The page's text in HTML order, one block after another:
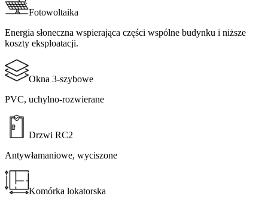
Fotowoltaika​​​​‌ ‍ ​‍​‍‌‍ ‌ ​‍‌‍‍‌‌‍‌ ‌‍‍‌‌‍ ‍​‍​‍​ ‍‍​‍​‍‌ ​ ‌‍​‌‌‍ ‍‌‍‍‌‌ ‌​‌ ‍‌​‍ ‍‌‍‍‌‌‍ ​‍​‍​‍ ​​‍​‍‌‍‍​‌ ​‍‌‍‌‌‌‍‌‍​‍​‍​ ‍‍​‍​‍​‍ ‌ ​ ‌ ‌​‌ ‌‌‌‍‌​‌‍‍‌‌‍ ​‍ ‌‍‍‌‌‍ ‍‌ ‌​‌‍‌‌‌‍ ‍‌ ‌​​‍ ‌‍‌‌‌‍‌​‌‍‍‌‌ ‌​​‍ ‌‍ ‌‌‍ ‌‍‌​‌‍‌‌​ ‌‌ ​​‌ ​‍‌‍‌‌‌ ​ ‌‍‌‌‌‍ ‍‌ ‌​‌‍​‌‌ ‌​‌‍‍‌‌‍ ‌‍ ‍​ ‍ ‌‍‍‌‌‍‌​​ ‌‌‍‌‍​ ‌​‌‍​‍‌‍‌‌​ ‌‍‌‍​‍​ ‌​‌‍‌‍​‍ ‌‌‍‌‍‌‍‌‌‌‍​‌‌‍‌​​‍ ‌​ ‌​‌‍‌‍​ ‌ ​ ‌‍​‍ ‌​ ‍​​ ​​​ ​ ​ ​‌​‍ ‌​ ​‍​ ‍​​ ‌‍​ ​​​ ‌‍‌‍‌‌​ ​ ‌‍​‍‌‍‌‍‌‍‌‍​ ‍​​ ​ ​ ‍ ‌ ‌​‌ ‍‌‌ ​​‌‍‌‌​ ‌‌‍‌‌‌ ​‌‌ ‌‌‌‍‍‌‌ ​​‌‍ ‌‌‍‌‌‌‍ ‍‌ ‌​‌​‍‌‌ ‌​‌‍‌‌‌‍ ‌​ ‍ ‌ ​​‌‍​‌‌ ‌​‌‍‍​​ ‌‌‍ ‍‌‍​‌‌‍ ‌‌‍‌‌​ ‌‍​‍‌‍​‌‌ ​ ‌‍‌‌‌‌‌‌‌ ​‍‌‍ ​​ ‌​‍‌‌​ ​‍‌​‌‍‌ ​ ‌ ‌​‌ ‌‌‌‍‌​‌‍‍‌‌‍ ​‍‌‍‌‍‍‌‌‍‌​​ ‌‌‍‌‍​ ‌​‌‍​‍‌‍‌‌​ ‌‍‌‍​‍​ ‌​‌‍‌‍​‍ ‌‌‍‌‍‌‍‌‌‌‍​‌‌‍‌​​‍ ‌​ ‌​‌‍‌‍​ ‌ ​ ‌‍​‍ ‌​ ‍​​ ​​​ ​ ​ ​‌​‍ ‌​ ​‍​ ‍​​ ‌‍​ ​​​ ‌‍‌‍‌‌​ ​ ‌‍​‍‌‍‌‍‌‍‌‍​ ‍​​ ​ ​‍‌‍‌ ‌​‌ ‍‌‌ ​​‌‍‌‌​ ‌‌‍‌‌‌ ​‌‌ ‌‌‌‍‍‌‌ ​​‌‍ ‌‌‍‌‌‌‍ ‍‌ ‌​‌​‍‌‌ ‌​‌‍‌‌‌‍ ‌​‍‌‍‌ ​​‌‍​‌‌ ‌​‌‍‍​​ ‌‌‍ ‍‌‍​‌‌‍ ‌‌‍‌‌​‍‌‍‌ ​​‌‍‌‌‌ ​‍‌ ​ ‌ ​​‌‍‌‌‌‍​ ‌ ‌​‌‍‍‌‌ ‌‍‌‍‌‌​ ‌‌ ​​‌ ‌‌‌‍​‍‌‍ ​‌‍‍‌‌ ​ ‌‍‍​‌‍‌‌‌‍‌​​‍​‍‌ ‌
Energia słoneczna wspierająca części wspólne budynku i niższe
koszty eksploatacji.​​​​‌ ‍ ​‍​‍‌‍ ‌ ​‍‌‍‍‌‌‍‌ ‌‍‍‌‌‍ ‍​‍​‍​ ‍‍​‍​‍‌ ​ ‌‍​‌‌‍ ‍‌‍‍‌‌ ‌​‌ ‍‌​‍ ‍‌‍‍‌‌‍ ​‍​‍​‍ ​​‍​‍‌‍‍​‌ ​‍‌‍‌‌‌‍‌‍​‍​‍​ ‍‍​‍​‍​‍ ‌ ​ ‌ ‌​‌ ‌‌‌‍‌​‌‍‍‌‌‍ ​‍ ‌‍‍‌‌‍ ‍‌ ‌​‌‍‌‌‌‍ ‍‌ ‌​​‍ ‌‍‌‌‌‍‌​‌‍‍‌‌ ‌​​‍ ‌‍ ‌‌‍ ‌‍‌​‌‍‌‌​ ‌‌ ​​‌ ​‍‌‍‌‌‌ ​ ‌‍‌‌‌‍ ‍‌ ‌​‌‍​‌‌ ‌​‌‍‍‌‌‍ ‌‍ ‍​ ‍ ‌‍‍‌‌‍‌​​ ‌‌‍‌‍​ ‌​‌‍​‍‌‍‌‌​ ‌‍‌‍​‍​ ‌​‌‍‌‍​‍ ‌‌‍‌‍‌‍‌‌‌‍​‌‌‍‌​​‍ ‌​ ‌​‌‍‌‍​ ‌ ​ ‌‍​‍ ‌​ ‍​​ ​​​ ​ ​ ​‌​‍ ‌​ ​‍​ ‍​​ ‌‍​ ​​​ ‌‍‌‍‌‌​ ​ ‌‍​‍‌‍‌‍‌‍‌‍​ ‍​​ ​ ​ ‍ ‌ ‌​‌ ‍‌‌ ​​‌‍‌‌​ ‌‌‍‌‌‌ ​‌‌ ‌‌‌‍‍‌‌ ​​‌‍ ‌‌‍‌‌‌‍ ‍‌ ‌​‌​‍‌‌ ‌​‌‍‌‌‌‍ ‌​ ‍ ‌ ​​‌‍​‌‌ ‌​‌‍‍​​ ‌‌‍‌​‌‍‌‌‌ ​ ‌‍​ ‌ ​‍‌‍‍‌‌ ​​‌ ‌​‌‍‍‌‌‍ ‌‍ ‍​ ‌‍​‍‌‍​‌‌ ​ ‌‍‌‌‌‌‌‌‌ ​‍‌‍ ​​ ‌​‍‌‌​ ​‍‌​‌‍‌ ​ ‌ ‌​‌ ‌‌‌‍‌​‌‍‍‌‌‍ ​‍‌‍‌‍‍‌‌‍‌​​ ‌‌‍‌‍​ ‌​‌‍​‍‌‍‌‌​ ‌‍‌‍​‍​ ‌​‌‍‌‍​‍ ‌‌‍‌‍‌‍‌‌‌‍​‌‌‍‌​​‍ ‌​ ‌​‌‍‌‍​ ‌ ​ ‌‍​‍ ‌​ ‍​​ ​​​ ​ ​ ​‌​‍ ‌​ ​‍​ ‍​​ ‌‍​ ​​​ ‌‍‌‍‌‌​ ​ ‌‍​‍‌‍‌‍‌‍‌‍​ ‍​​ ​ ​‍‌‍‌ ‌​‌ ‍‌‌ ​​‌‍‌‌​ ‌‌‍‌‌‌ ​‌‌ ‌‌‌‍‍‌‌ ​​‌‍ ‌‌‍‌‌‌‍ ‍‌ ‌​‌​‍‌‌ ‌​‌‍‌‌‌‍ ‌​‍‌‍‌ ​​‌‍​‌‌ ‌​‌‍‍​​ ‌‌‍‌​‌‍‌‌‌ ​ ‌‍​ ‌ ​‍‌‍‍‌‌ ​​‌ ‌​‌‍‍‌‌‍ ‌‍ ‍​‍‌‍‌ ​​‌‍‌‌‌ ​‍‌ ​ ‌ ​​‌‍‌‌‌‍​ ‌ ‌​‌‍‍‌‌ ‌‍‌‍‌‌​ ‌‌ ​​‌ ‌‌‌‍​‍‌‍ ​‌‍‍‌‌ ​ ‌‍‍​‌‍‌‌‌‍‌​​‍​‍‌ ‌
Okna 3-szybowe​​​​‌ ‍ ​‍​‍‌‍ ‌ ​‍‌‍‍‌‌‍‌ ‌‍‍‌‌‍ ‍​‍​‍​ ‍‍​‍​‍‌ ​ ‌‍​‌‌‍ ‍‌‍‍‌‌ ‌​‌ ‍‌​‍ ‍‌‍‍‌‌‍ ​‍​‍​‍ ​​‍​‍‌‍‍​‌ ​‍‌‍‌‌‌‍‌‍​‍​‍​ ‍‍​‍​‍​‍ ‌ ​ ‌ ‌​‌ ‌‌‌‍‌​‌‍‍‌‌‍ ​‍ ‌‍‍‌‌‍ ‍‌ ‌​‌‍‌‌‌‍ ‍‌ ‌​​‍ ‌‍‌‌‌‍‌​‌‍‍‌‌ ‌​​‍ ‌‍ ‌‌‍ ‌‍‌​‌‍‌‌​ ‌‌ ​​‌ ​‍‌‍‌‌‌ ​ ‌‍‌‌‌‍ ‍‌ ‌​‌‍​‌‌ ‌​‌‍‍‌‌‍ ‌‍ ‍​ ‍ ‌‍‍‌‌‍‌​​ ‌​ ‍​‌‍​‍​ ‌​​ ‌ ​ ‌‍‌‍​ ​ ‌​‌‍‌​​‍ ‌‌‍‌‌‌‍​‌​ ‌​​ ‍​​‍ ‌​ ‌​​ ​​‌‍‌‍​ ​‌​‍ ‌​ ‍‌​ ​‍‌‍‌​​ ​​​‍ ‌‌‍​‌‌‍​ ​ ‍‌​ ‌​‌‍‌‍‌‍​‍​ ‌ ‌‍​‍​ ​‍​ ​​​ ​​‌‍‌​​ ‍ ‌ ‌​‌ ‍‌‌ ​​‌‍‌‌​ ‌‌‍‌‌‌ ​‌‌ ‌‌‌‍‍‌‌ ​​‌‍ ‌‌‍‌‌‌‍ ‍‌ ‌​‌​‍‌‌ ‌​‌‍‌‌‌‍ ‌​ ‍ ‌ ​​‌‍​‌‌ ‌​‌‍‍​​ ‌‌‍ ‍‌‍​‌‌‍ ‌‌‍‌‌​ ‌‍​‍‌‍​‌‌ ​ ‌‍‌‌‌‌‌‌‌ ​‍‌‍ ​​ ‌​‍‌‌​ ​‍‌​‌‍‌ ​ ‌ ‌​‌ ‌‌‌‍‌​‌‍‍‌‌‍ ​‍‌‍‌‍‍‌‌‍‌​​ ‌​ ‍​‌‍​‍​ ‌​​ ‌ ​ ‌‍‌‍​ ​ ‌​‌‍‌​​‍ ‌‌‍‌‌‌‍​‌​ ‌​​ ‍​​‍ ‌​ ‌​​ ​​‌‍‌‍​ ​‌​‍ ‌​ ‍‌​ ​‍‌‍‌​​ ​​​‍ ‌‌‍​‌‌‍​ ​ ‍‌​ ‌​‌‍‌‍‌‍​‍​ ‌ ‌‍​‍​ ​‍​ ​​​ ​​‌‍‌​​‍‌‍‌ ‌​‌ ‍‌‌ ​​‌‍‌‌​ ‌‌‍‌‌‌ ​‌‌ ‌‌‌‍‍‌‌ ​​‌‍ ‌‌‍‌‌‌‍ ‍‌ ‌​‌​‍‌‌ ‌​‌‍‌‌‌‍ ‌​‍‌‍‌ ​​‌‍​‌‌ ‌​‌‍‍​​ ‌‌‍ ‍‌‍​‌‌‍ ‌‌‍‌‌​‍‌‍‌ ​​‌‍‌‌‌ ​‍‌ ​ ‌ ​​‌‍‌‌‌‍​ ‌ ‌​‌‍‍‌‌ ‌‍‌‍‌‌​ ‌‌ ​​‌ ‌‌‌‍​‍‌‍ ​‌‍‍‌‌ ​ ‌‍‍​‌‍‌‌‌‍‌​​‍​‍‌ ‌
PVC, uchylno-rozwierane​​​​‌ ‍ ​‍​‍‌‍ ‌ ​‍‌‍‍‌‌‍‌ ‌‍‍‌‌‍ ‍​‍​‍​ ‍‍​‍​‍‌ ​ ‌‍​‌‌‍ ‍‌‍‍‌‌ ‌​‌ ‍‌​‍ ‍‌‍‍‌‌‍ ​‍​‍​‍ ​​‍​‍‌‍‍​‌ ​‍‌‍‌‌‌‍‌‍​‍​‍​ ‍‍​‍​‍​‍ ‌ ​ ‌ ‌​‌ ‌‌‌‍‌​‌‍‍‌‌‍ ​‍ ‌‍‍‌‌‍ ‍‌ ‌​‌‍‌‌‌‍ ‍‌ ‌​​‍ ‌‍‌‌‌‍‌​‌‍‍‌‌ ‌​​‍ ‌‍ ‌‌‍ ‌‍‌​‌‍‌‌​ ‌‌ ​​‌ ​‍‌‍‌‌‌ ​ ‌‍‌‌‌‍ ‍‌ ‌​‌‍​‌‌ ‌​‌‍‍‌‌‍ ‌‍ ‍​ ‍ ‌‍‍‌‌‍‌​​ ‌​ ‍​‌‍​‍​ ‌​​ ‌ ​ ‌‍‌‍​ ​ ‌​‌‍‌​​‍ ‌‌‍‌‌‌‍​‌​ ‌​​ ‍​​‍ ‌​ ‌​​ ​​‌‍‌‍​ ​‌​‍ ‌​ ‍‌​ ​‍‌‍‌​​ ​​​‍ ‌‌‍​‌‌‍​ ​ ‍‌​ ‌​‌‍‌‍‌‍​‍​ ‌ ‌‍​‍​ ​‍​ ​​​ ​​‌‍‌​​ ‍ ‌ ‌​‌ ‍‌‌ ​​‌‍‌‌​ ‌‌‍‌‌‌ ​‌‌ ‌‌‌‍‍‌‌ ​​‌‍ ‌‌‍‌‌‌‍ ‍‌ ‌​‌​‍‌‌ ‌​‌‍‌‌‌‍ ‌​ ‍ ‌ ​​‌‍​‌‌ ‌​‌‍‍​​ ‌‌‍‌​‌‍‌‌‌ ​ ‌‍​ ‌ ​‍‌‍‍‌‌ ​​‌ ‌​‌‍‍‌‌‍ ‌‍ ‍​ ‌‍​‍‌‍​‌‌ ​ ‌‍‌‌‌‌‌‌‌ ​‍‌‍ ​​ ‌​‍‌‌​ ​‍‌​‌‍‌ ​ ‌ ‌​‌ ‌‌‌‍‌​‌‍‍‌‌‍ ​‍‌‍‌‍‍‌‌‍‌​​ ‌​ ‍​‌‍​‍​ ‌​​ ‌ ​ ‌‍‌‍​ ​ ‌​‌‍‌​​‍ ‌‌‍‌‌‌‍​‌​ ‌​​ ‍​​‍ ‌​ ‌​​ ​​‌‍‌‍​ ​‌​‍ ‌​ ‍‌​ ​‍‌‍‌​​ ​​​‍ ‌‌‍​‌‌‍​ ​ ‍‌​ ‌​‌‍‌‍‌‍​‍​ ‌ ‌‍​‍​ ​‍​ ​​​ ​​‌‍‌​​‍‌‍‌ ‌​‌ ‍‌‌ ​​‌‍‌‌​ ‌‌‍‌‌‌ ​‌‌ ‌‌‌‍‍‌‌ ​​‌‍ ‌‌‍‌‌‌‍ ‍‌ ‌​‌​‍‌‌ ‌​‌‍‌‌‌‍ ‌​‍‌‍‌ ​​‌‍​‌‌ ‌​‌‍‍​​ ‌‌‍‌​‌‍‌‌‌ ​ ‌‍​ ‌ ​‍‌‍‍‌‌ ​​‌ ‌​‌‍‍‌‌‍ ‌‍ ‍​‍‌‍‌ ​​‌‍‌‌‌ ​‍‌ ​ ‌ ​​‌‍‌‌‌‍​ ‌ ‌​‌‍‍‌‌ ‌‍‌‍‌‌​ ‌‌ ​​‌ ‌‌‌‍​‍‌‍ ​‌‍‍‌‌ ​ ‌‍‍​‌‍‌‌‌‍‌​​‍​‍‌ ‌
Drzwi RC2​​​​‌ ‍ ​‍​‍‌‍ ‌ ​‍‌‍‍‌‌‍‌ ‌‍‍‌‌‍ ‍​‍​‍​ ‍‍​‍​‍‌ ​ ‌‍​‌‌‍ ‍‌‍‍‌‌ ‌​‌ ‍‌​‍ ‍‌‍‍‌‌‍ ​‍​‍​‍ ​​‍​‍‌‍‍​‌ ​‍‌‍‌‌‌‍‌‍​‍​‍​ ‍‍​‍​‍​‍ ‌ ​ ‌ ‌​‌ ‌‌‌‍‌​‌‍‍‌‌‍ ​‍ ‌‍‍‌‌‍ ‍‌ ‌​‌‍‌‌‌‍ ‍‌ ‌​​‍ ‌‍‌‌‌‍‌​‌‍‍‌‌ ‌​​‍ ‌‍ ‌‌‍ ‌‍‌​‌‍‌‌​ ‌‌ ​​‌ ​‍‌‍‌‌‌ ​ ‌‍‌‌‌‍ ‍‌ ‌​‌‍​‌‌ ‌​‌‍‍‌‌‍ ‌‍ ‍​ ‍ ‌‍‍‌‌‍‌​​ ‌​ ​‍‌‍‌‌​ ‌​​ ‍‌‌‍​ ‌‍‌‍‌‍‌‌​ ‌‌​‍ ‌​ ​‌​ ​‍​ ‍​​ ‌​​‍ ‌​ ‌​​ ​‌‌‍​ ​ ‍‌​‍ ‌​ ‍‌​ ​‍​ ​‍‌‍‌‍​‍ ‌‌‍​‌‌‍​‍​ ‌‌​ ​‍‌‍​ ​ ‌ ​ ​​‌‍‌‍‌‍‌‍​ ‌ ​ ​ ​ ​‍​ ‍ ‌ ‌​‌ ‍‌‌ ​​‌‍‌‌​ ‌‌‍‌‌‌ ​‌‌ ‌‌‌‍‍‌‌ ​​‌‍ ‌‌‍‌‌‌‍ ‍‌ ‌​‌​‍‌‌ ‌​‌‍‌‌‌‍ ‌​ ‍ ‌ ​​‌‍​‌‌ ‌​‌‍‍​​ ‌‌‍ ‍‌‍​‌‌‍ ‌‌‍‌‌​ ‌‍​‍‌‍​‌‌ ​ ‌‍‌‌‌‌‌‌‌ ​‍‌‍ ​​ ‌​‍‌‌​ ​‍‌​‌‍‌ ​ ‌ ‌​‌ ‌‌‌‍‌​‌‍‍‌‌‍ ​‍‌‍‌‍‍‌‌‍‌​​ ‌​ ​‍‌‍‌‌​ ‌​​ ‍‌‌‍​ ‌‍‌‍‌‍‌‌​ ‌‌​‍ ‌​ ​‌​ ​‍​ ‍​​ ‌​​‍ ‌​ ‌​​ ​‌‌‍​ ​ ‍‌​‍ ‌​ ‍‌​ ​‍​ ​‍‌‍‌‍​‍ ‌‌‍​‌‌‍​‍​ ‌‌​ ​‍‌‍​ ​ ‌ ​ ​​‌‍‌‍‌‍‌‍​ ‌ ​ ​ ​ ​‍​‍‌‍‌ ‌​‌ ‍‌‌ ​​‌‍‌‌​ ‌‌‍‌‌‌ ​‌‌ ‌‌‌‍‍‌‌ ​​‌‍ ‌‌‍‌‌‌‍ ‍‌ ‌​‌​‍‌‌ ‌​‌‍‌‌‌‍ ‌​‍‌‍‌ ​​‌‍​‌‌ ‌​‌‍‍​​ ‌‌‍ ‍‌‍​‌‌‍ ‌‌‍‌‌​‍‌‍‌ ​​‌‍‌‌‌ ​‍‌ ​ ‌ ​​‌‍‌‌‌‍​ ‌ ‌​‌‍‍‌‌ ‌‍‌‍‌‌​ ‌‌ ​​‌ ‌‌‌‍​‍‌‍ ​‌‍‍‌‌ ​ ‌‍‍​‌‍‌‌‌‍‌​​‍​‍‌ ‌
Antywłamaniowe, wyciszone​​​​‌ ‍ ​‍​‍‌‍ ‌ ​‍‌‍‍‌‌‍‌ ‌‍‍‌‌‍ ‍​‍​‍​ ‍‍​‍​‍‌ ​ ‌‍​‌‌‍ ‍‌‍‍‌‌ ‌​‌ ‍‌​‍ ‍‌‍‍‌‌‍ ​‍​‍​‍ ​​‍​‍‌‍‍​‌ ​‍‌‍‌‌‌‍‌‍​‍​‍​ ‍‍​‍​‍​‍ ‌ ​ ‌ ‌​‌ ‌‌‌‍‌​‌‍‍‌‌‍ ​‍ ‌‍‍‌‌‍ ‍‌ ‌​‌‍‌‌‌‍ ‍‌ ‌​​‍ ‌‍‌‌‌‍‌​‌‍‍‌‌ ‌​​‍ ‌‍ ‌‌‍ ‌‍‌​‌‍‌‌​ ‌‌ ​​‌ ​‍‌‍‌‌‌ ​ ‌‍‌‌‌‍ ‍‌ ‌​‌‍​‌‌ ‌​‌‍‍‌‌‍ ‌‍ ‍​ ‍ ‌‍‍‌‌‍‌​​ ‌​ ​‍‌‍‌‌​ ‌​​ ‍‌‌‍​ ‌‍‌‍‌‍‌‌​ ‌‌​‍ ‌​ ​‌​ ​‍​ ‍​​ ‌​​‍ ‌​ ‌​​ ​‌‌‍​ ​ ‍‌​‍ ‌​ ‍‌​ ​‍​ ​‍‌‍‌‍​‍ ‌‌‍​‌‌‍​‍​ ‌‌​ ​‍‌‍​ ​ ‌ ​ ​​‌‍‌‍‌‍‌‍​ ‌ ​ ​ ​ ​‍​ ‍ ‌ ‌​‌ ‍‌‌ ​​‌‍‌‌​ ‌‌‍‌‌‌ ​‌‌ ‌‌‌‍‍‌‌ ​​‌‍ ‌‌‍‌‌‌‍ ‍‌ ‌​‌​‍‌‌ ‌​‌‍‌‌‌‍ ‌​ ‍ ‌ ​​‌‍​‌‌ ‌​‌‍‍​​ ‌‌‍‌​‌‍‌‌‌ ​ ‌‍​ ‌ ​‍‌‍‍‌‌ ​​‌ ‌​‌‍‍‌‌‍ ‌‍ ‍​ ‌‍​‍‌‍​‌‌ ​ ‌‍‌‌‌‌‌‌‌ ​‍‌‍ ​​ ‌​‍‌‌​ ​‍‌​‌‍‌ ​ ‌ ‌​‌ ‌‌‌‍‌​‌‍‍‌‌‍ ​‍‌‍‌‍‍‌‌‍‌​​ ‌​ ​‍‌‍‌‌​ ‌​​ ‍‌‌‍​ ‌‍‌‍‌‍‌‌​ ‌‌​‍ ‌​ ​‌​ ​‍​ ‍​​ ‌​​‍ ‌​ ‌​​ ​‌‌‍​ ​ ‍‌​‍ ‌​ ‍‌​ ​‍​ ​‍‌‍‌‍​‍ ‌‌‍​‌‌‍​‍​ ‌‌​ ​‍‌‍​ ​ ‌ ​ ​​‌‍‌‍‌‍‌‍​ ‌ ​ ​ ​ ​‍​‍‌‍‌ ‌​‌ ‍‌‌ ​​‌‍‌‌​ ‌‌‍‌‌‌ ​‌‌ ‌‌‌‍‍‌‌ ​​‌‍ ‌‌‍‌‌‌‍ ‍‌ ‌​‌​‍‌‌ ‌​‌‍‌‌‌‍ ‌​‍‌‍‌ ​​‌‍​‌‌ ‌​‌‍‍​​ ‌‌‍‌​‌‍‌‌‌ ​ ‌‍​ ‌ ​‍‌‍‍‌‌ ​​‌ ‌​‌‍‍‌‌‍ ‌‍ ‍​‍‌‍‌ ​​‌‍‌‌‌ ​‍‌ ​ ‌ ​​‌‍‌‌‌‍​ ‌ ‌​‌‍‍‌‌ ‌‍‌‍‌‌​ ‌‌ ​​‌ ‌‌‌‍​‍‌‍ ​‌‍‍‌‌ ​ ‌‍‍​‌‍‌‌‌‍‌​​‍​‍‌ ‌
Komórka lokatorska​​​​‌ ‍ ​‍​‍‌‍ ‌ ​‍‌‍‍‌‌‍‌ ‌‍‍‌‌‍ ‍​‍​‍​ ‍‍​‍​‍‌ ​ ‌‍​‌‌‍ ‍‌‍‍‌‌ ‌​‌ ‍‌​‍ ‍‌‍‍‌‌‍ ​‍​‍​‍ ​​‍​‍‌‍‍​‌ ​‍‌‍‌‌‌‍‌‍​‍​‍​ ‍‍​‍​‍​‍ ‌ ​ ‌ ‌​‌ ‌‌‌‍‌​‌‍‍‌‌‍ ​‍ ‌‍‍‌‌‍ ‍‌ ‌​‌‍‌‌‌‍ ‍‌ ‌​​‍ ‌‍‌‌‌‍‌​‌‍‍‌‌ ‌​​‍ ‌‍ ‌‌‍ ‌‍‌​‌‍‌‌​ ‌‌ ​​‌ ​‍‌‍‌‌‌ ​ ‌‍‌‌‌‍ ‍‌ ‌​‌‍​‌‌ ‌​‌‍‍‌‌‍ ‌‍ ‍​ ‍ ‌‍‍‌‌‍‌​​ ‌​ ‌‌​ ‌‌​ ​‌​ ‌‌‌‍​‌​ ​​​ ‌‍​ ​‍​‍ ‌​ ‍‌‌‍​ ​ ​‌​ ​​​‍ ‌​ ‌​‌‍‌‌​ ​​​ ‌‍​‍ ‌​ ‍​‌‍​‌​ ‌‌‌‍‌‍​‍ ‌​ ​ ​ ​​​ ‌‍​ ‌​​ ​​​ ​‍‌‍‌‌​ ‌‍​ ‌‍‌‍‌​​ ​‍‌‍​‌​ ‍ ‌ ‌​‌ ‍‌‌ ​​‌‍‌‌​ ‌‌‍‌‌‌ ​‌‌ ‌‌‌‍‍‌‌ ​​‌‍ ‌‌‍‌‌‌‍ ‍‌ ‌​‌​‍‌‌ ‌​‌‍‌‌‌‍ ‌​ ‍ ‌ ​​‌‍​‌‌ ‌​‌‍‍​​ ‌‌‍ ‍‌‍​‌‌‍ ‌‌‍‌‌​ ‌‍​‍‌‍​‌‌ ​ ‌‍‌‌‌‌‌‌‌ ​‍‌‍ ​​ ‌​‍‌‌​ ​‍‌​‌‍‌ ​ ‌ ‌​‌ ‌‌‌‍‌​‌‍‍‌‌‍ ​‍‌‍‌‍‍‌‌‍‌​​ ‌​ ‌‌​ ‌‌​ ​‌​ ‌‌‌‍​‌​ ​​​ ‌‍​ ​‍​‍ ‌​ ‍‌‌‍​ ​ ​‌​ ​​​‍ ‌​ ‌​‌‍‌‌​ ​​​ ‌‍​‍ ‌​ ‍​‌‍​‌​ ‌‌‌‍‌‍​‍ ‌​ ​ ​ ​​​ ‌‍​ ‌​​ ​​​ ​‍‌‍‌‌​ ‌‍​ ‌‍‌‍‌​​ ​‍‌‍​‌​‍‌‍‌ ‌​‌ ‍‌‌ ​​‌‍‌‌​ ‌‌‍‌‌‌ ​‌‌ ‌‌‌‍‍‌‌ ​​‌‍ ‌‌‍‌‌‌‍ ‍‌ ‌​‌​‍‌‌ ‌​‌‍‌‌‌‍ ‌​‍‌‍‌ ​​‌‍​‌‌ ‌​‌‍‍​​ ‌‌‍ ‍‌‍​‌‌‍ ‌‌‍‌‌​‍‌‍‌ ​​‌‍‌‌‌ ​‍‌ ​ ‌ ​​‌‍‌‌‌‍​ ‌ ‌​‌‍‍‌‌ ‌‍‌‍‌‌​ ‌‌ ​​‌ ‌‌‌‍​‍‌‍ ​‌‍‍‌‌ ​ ‌‍‍​‌‍‌‌‌‍‌​​‍​‍‌ ‌